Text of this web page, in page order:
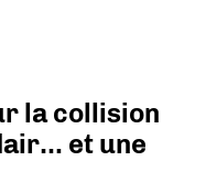
la collision
et une